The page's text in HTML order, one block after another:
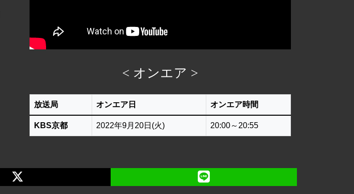
< オンエア >
放送局 オンエア日 オンエア時間
KBS京都 2022年9月20日(火) 20:00～20:55